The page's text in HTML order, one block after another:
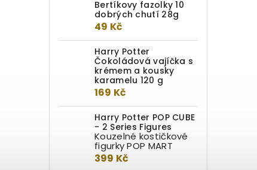
Bertíkovy fazolky 10
dobrých chutí 28g
49 Kč
Harry Potter
Čokoládová vajíčka s
krémem a kousky
karamelu 120 g
169 Kč
Harry Potter POP CUBE
- 2 Series Figures
Kouzelné kostičkové
figurky POP MART
399 Kč